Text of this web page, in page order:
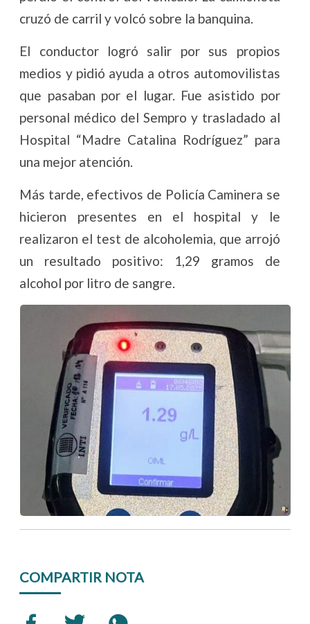
cruzó de carril y volcó sobre la banquina.
El conductor logró salir por sus propios
medios y pidió ayuda a otros automovilistas
que pasaban por el lugar. Fue asistido por
personal médico del Sempro y trasladado al
Hospital “Madre Catalina Rodríguez” para
una mejor atención.
Más tarde, efectivos de Policía Caminera se
hicieron presentes en el hospital y le
realizaron el test de alcoholemia, que arrojó
un resultado positivo: 1,29 gramos de
alcohol por litro de sangre.
COMPARTIR NOTA